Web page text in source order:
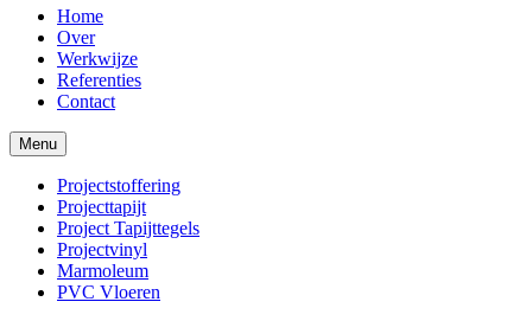
Home
Over
Werkwijze
Referenties
Contact
Menu
Projectstoffering
Projecttapijt
Project Tapijttegels
Projectvinyl
Marmoleum
PVC Vloeren